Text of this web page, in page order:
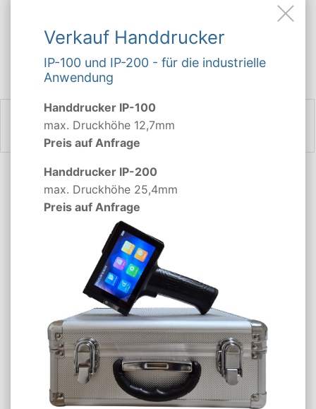
MFC-L 2980 DW
HL-L 2865
ZURÜCK
Ankauf leere Brother
Tonerkartuschen TN-2510XXL
Derzeit kaufen wir Ihre leeren Brother
Tonerkartuschen TN-2510XXL zu einem Preis von
3,00 € an.
Im Ankauf werden nur originale und nicht beschädigte
Artikel vergütet. Die Ankaufspreise für leere
Tonerkartuschen, auch der TN-2510XXL, richten sich
Verkauf Handdrucker
IP-100 und IP-200 - für die industrielle
Anwendung
Handdrucker IP-100
max. Druckhöhe 12,7mm
Preis auf Anfrage
Handdrucker IP-200
max. Druckhöhe 25,4mm
Preis auf Anfrage